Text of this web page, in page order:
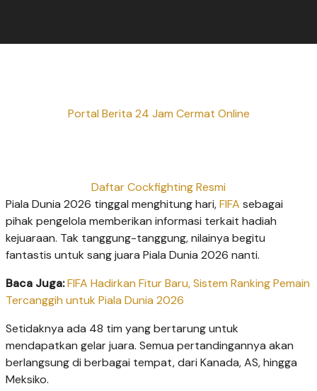
Portal Berita 24 Jam Cermat Online
Daftar Cockfighting Resmi
Piala Dunia 2026 tinggal menghitung hari,FIFA sebagai
pihak pengelola memberikan informasi terkait hadiah
kejuaraan. Tak tanggung-tanggung, nilainya begitu
fantastis untuk sang juara Piala Dunia 2026 nanti.
Baca Juga:FIFA Hadirkan Fitur Baru, Sistem Ranking Pemain
Tercanggih untuk Piala Dunia 2026
Setidaknya ada 48 tim yang bertarung untuk
mendapatkan gelar juara. Semua pertandingannya akan
berlangsung di berbagai tempat, dari Kanada, AS, hingga
Meksiko.